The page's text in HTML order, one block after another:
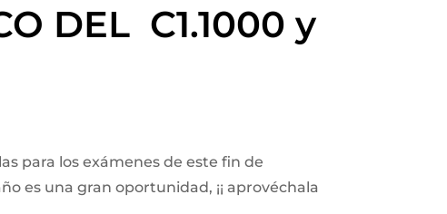
DEL C1.1000 y
para los exámenes de este fin de
es una gran oportunidad, ¡¡ aprovéchala